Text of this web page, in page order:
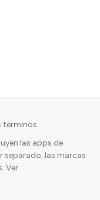
terminos.
las apps de
separado; las marcas
Ver